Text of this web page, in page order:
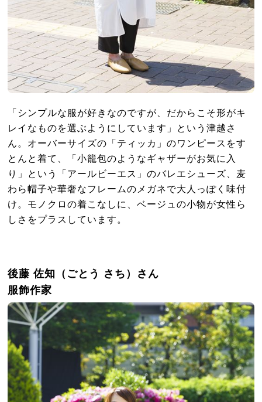
「シンプルな服が好きなのですが、だからこそ形がキ
レイなものを選ぶようにしています」という津越さ
ん。オーバーサイズの「ティッカ」のワンピースをす
とんと着て、「小籠包のようなギャザーがお気に入
り」という「アールビーエス」のバレエシューズ、麦
わら帽子や華奢なフレームのメガネで大人っぽく味付
け。モノクロの着こなしに、ベージュの小物が女性ら
しさをプラスしています。
後藤 佐知（ごとう さち）さん
服飾作家